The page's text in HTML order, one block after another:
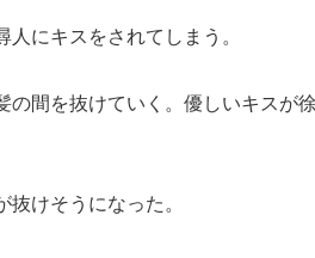
にキスをされてしまう。
間を抜けていく。優しいキスが
けそうになった。